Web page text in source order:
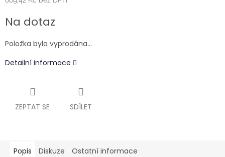
cena:
Na dotaz
Položka byla vyprodána…
Detailní informace
ZEPTAT SE SDÍLET
Popis Diskuze Ostatní informace